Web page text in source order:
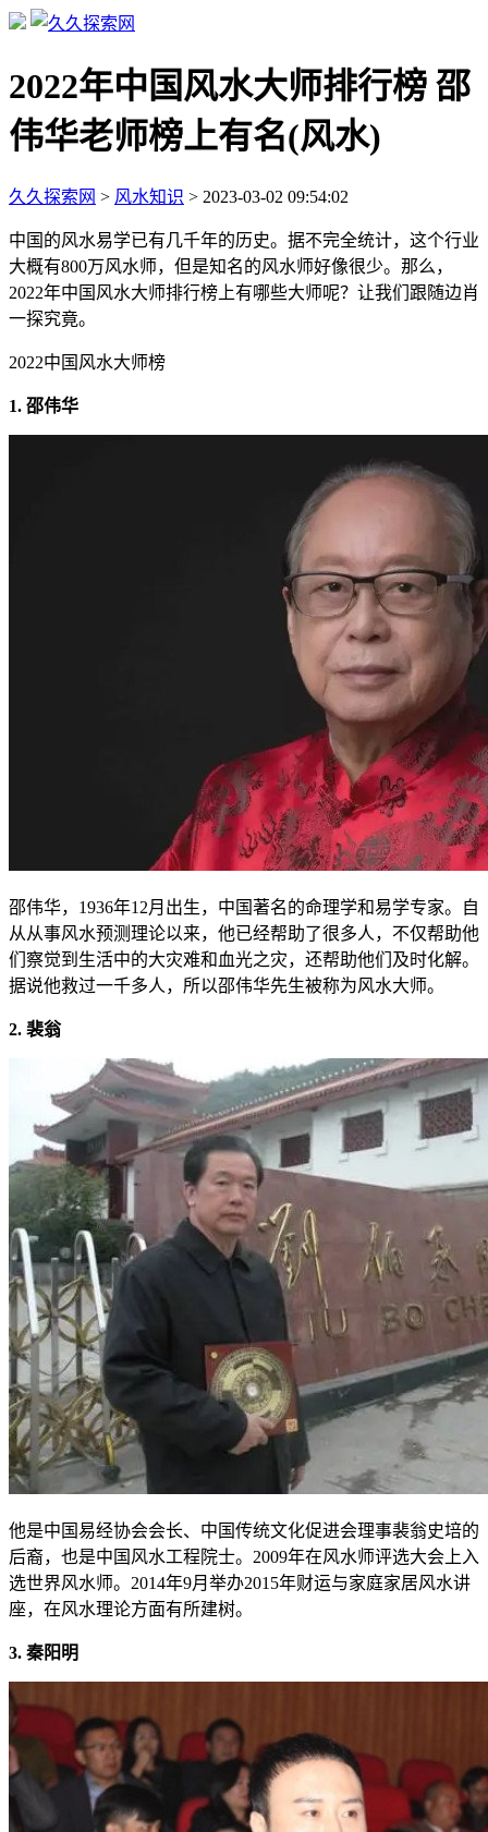
2022年中国风水大师排行榜 邵
伟华老师榜上有名(风水)
久久探索网 > 风水知识 > 2023-03-02 09:54:02
中国的风水易学已有几千年的历史。据不完全统计，这个行业
大概有800万风水师，但是知名的风水师好像很少。那么，
2022年中国风水大师排行榜上有哪些大师呢？让我们跟随边肖
一探究竟。
2022中国风水大师榜
1. 邵伟华
邵伟华，1936年12月出生，中国著名的命理学和易学专家。自
从从事风水预测理论以来，他已经帮助了很多人，不仅帮助他
们察觉到生活中的大灾难和血光之灾，还帮助他们及时化解。
据说他救过一千多人，所以邵伟华先生被称为风水大师。
2. 裴翁
他是中国易经协会会长、中国传统文化促进会理事裴翁史培的
后裔，也是中国风水工程院士。2009年在风水师评选大会上入
选世界风水师。2014年9月举办2015年财运与家庭家居风水讲
座，在风水理论方面有所建树。
3. 秦阳明